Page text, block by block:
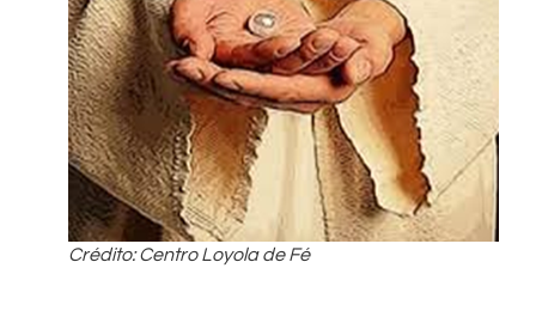
Crédito: Centro Loyola de Fé